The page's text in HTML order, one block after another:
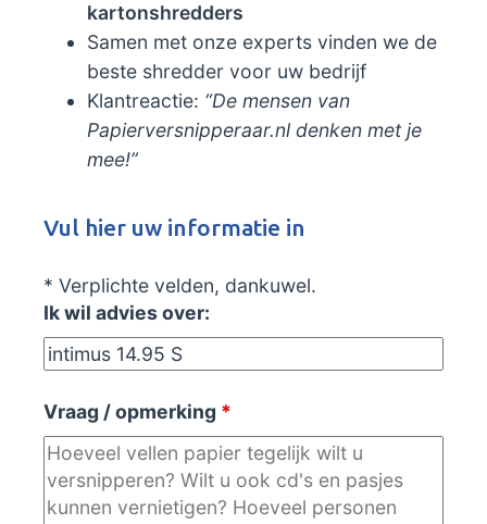
kartonshredders
Samen met onze experts vinden we de
beste shredder voor uw bedrijf
Klantreactie: “De mensen van
Papierversnipperaar.nl denken met je
mee!”
Vul hier uw informatie in
* Verplichte velden, dankuwel.
Ik wil advies over:
Vraag / opmerking *